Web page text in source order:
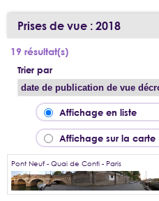
Prises de vue : 2018
19 résultat(s)
Trier par
Affichage en liste
Affichage sur la carte
Pont Neuf - Quai de Conti - Paris